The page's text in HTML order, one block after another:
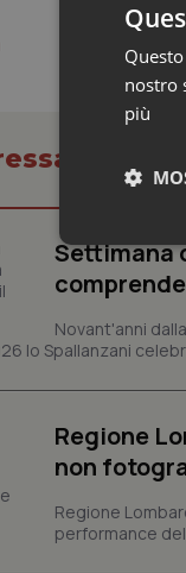
in
Settimana
Novant'anni
lo Spallanzani
Regione
non
Regione
performance
nostro
più
I
e
Nome